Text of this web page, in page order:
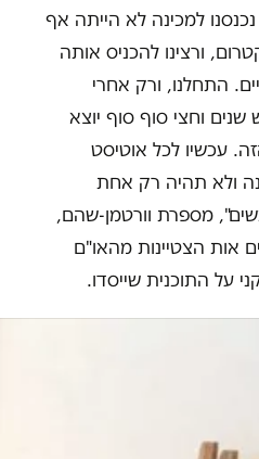
למכינה לא הייתה אף
ורצינו להכניס אותה
התחלנו, ורק אחרי
שנים וחצי סוף סוף יוצא
עכשיו לכל אוטיסט
ולא תהיה רק אחת
שמונה עם 20 אנשים", מספרת וורטמן-שהם,
אות הצטיינות מהאו"ם
על התוכנית שייסדו.